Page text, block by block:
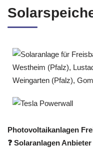
Photovoltaikanlagen
❓️ Solaranlagen